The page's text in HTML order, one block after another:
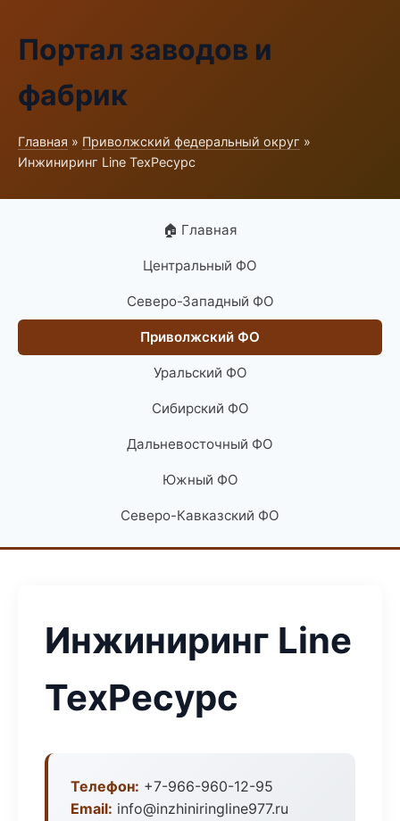
Портал заводов и
фабрик
Главная » Приволжский федеральный округ »
Инжиниринг Line ТехРесурс
🏠 Главная
Центральный ФО
Северо-Западный ФО
Приволжский ФО
Уральский ФО
Сибирский ФО
Дальневосточный ФО
Южный ФО
Северо-Кавказский ФО
Инжиниринг Line
ТехРесурс
Телефон: +7-966-960-12-95
Email: info@inzhiniringline977.ru